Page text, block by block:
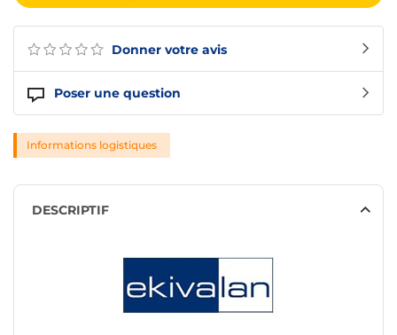
Donner votre avis
Poser une question
Informations logistiques
DESCRIPTIF